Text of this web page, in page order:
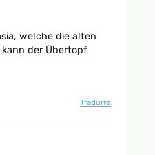
welche die alten
der Übertopf
Tradurre